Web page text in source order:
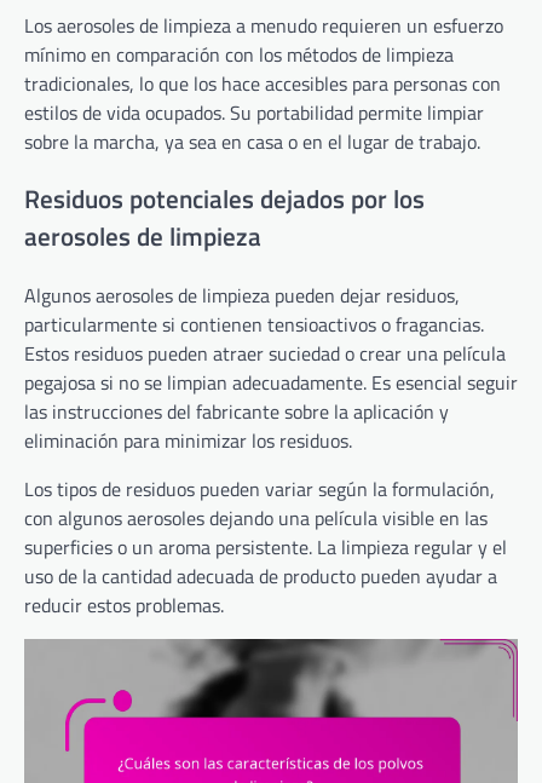
Los aerosoles de limpieza a menudo requieren un esfuerzo
mínimo en comparación con los métodos de limpieza
tradicionales, lo que los hace accesibles para personas con
estilos de vida ocupados. Su portabilidad permite limpiar
sobre la marcha, ya sea en casa o en el lugar de trabajo.
Residuos potenciales dejados por los
aerosoles de limpieza
Algunos aerosoles de limpieza pueden dejar residuos,
particularmente si contienen tensioactivos o fragancias.
Estos residuos pueden atraer suciedad o crear una película
pegajosa si no se limpian adecuadamente. Es esencial seguir
las instrucciones del fabricante sobre la aplicación y
eliminación para minimizar los residuos.
Los tipos de residuos pueden variar según la formulación,
con algunos aerosoles dejando una película visible en las
superficies o un aroma persistente. La limpieza regular y el
uso de la cantidad adecuada de producto pueden ayudar a
reducir estos problemas.